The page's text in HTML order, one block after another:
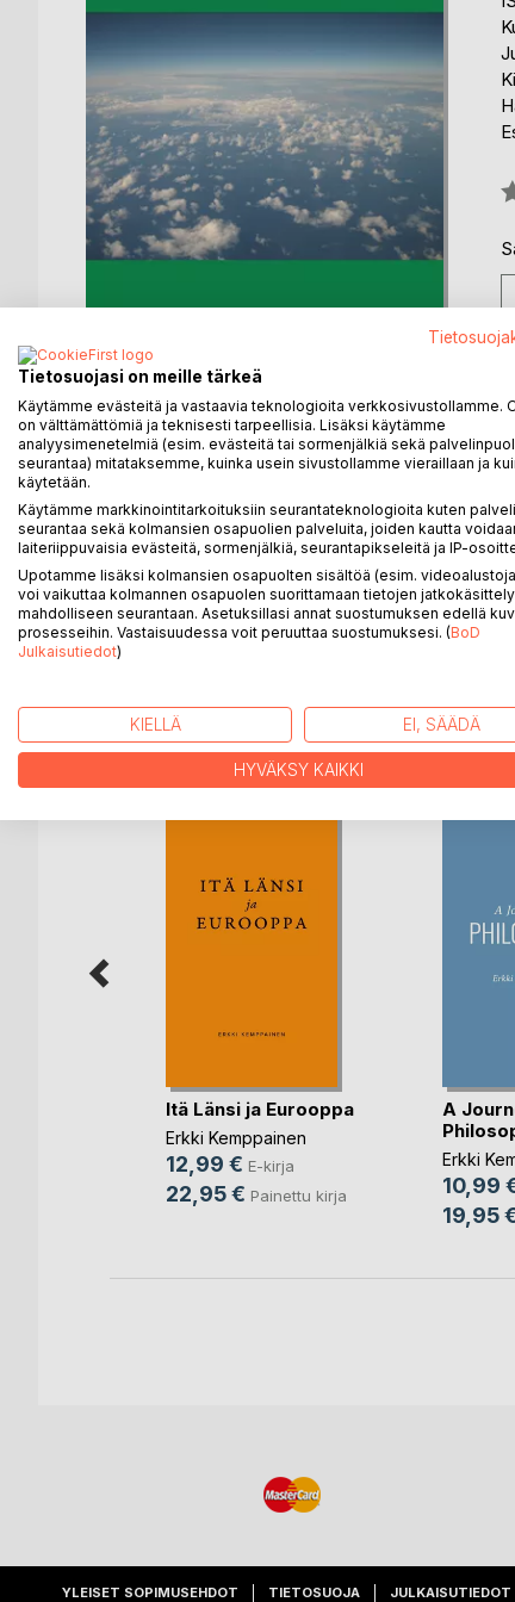
Maailmanmatka suuntautuu Buenos Airesiin,
matkapäiväkirjaa junamatkoista Euroopassa.
Matkakertomus lomittuu historian kuvauksen
Buenos Airesissa, juo kavaa Fidzillä, muistelee
kun hän miettii yhteiskuntien kehitystä.
LISÄÄ KIRJOJA Bo
Itä Länsi ja Eurooppa
Erkki Kemppainen
12,99 € E-kirja
22,95 € Painettu kirja
A
Erkki
10,99
19,95
YLEISET SOPIMUSEHDOT TIETOSUOJA JULKAISUTIEDOT
Tietosuojasi on meille tärkeä
Käytämme evästeitä ja vastaavia teknologioita verkkosivustollamme.
on välttämättömiä ja teknisesti tarpeellisia. Lisäksi käytämme
analyysimenetelmiä (esim. evästeitä tai sormenjälkiä sekä
seurantaa) mitataksemme, kuinka usein sivustollamme vieraillaan ja
käytetään.
Käytämme markkinointitarkoituksiin seurantateknologioita kuten
seurantaa sekä kolmansien osapuolien palveluita, joiden kautta
laiteriippuvaisia evästeitä, sormenjälkiä, seurantapikseleitä ja IP-
Upotamme lisäksi kolmansien osapuolten sisältöä (esim.
voi vaikuttaa kolmannen osapuolen suorittamaan tietojen
mahdolliseen seurantaan. Asetuksillasi annat suostumuksen edellä
prosesseihin. Vastaisuudessa voit peruuttaa suostumuksesi. (BoD
Julkaisutiedot)
KIELLÄ EI, SÄÄDÄ
HYVÄKSY KAIKKI